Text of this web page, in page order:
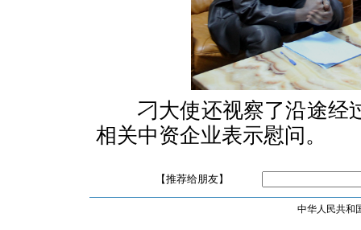
刁大使还视察了沿途经
相关中资企业表示慰问。
【推荐给朋友】
中华人民共和